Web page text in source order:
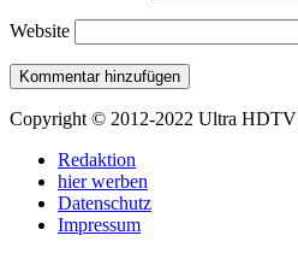
Website
Copyright © 2012-2022 Ultra HDTV
Redaktion
hier werben
Datenschutz
Impressum